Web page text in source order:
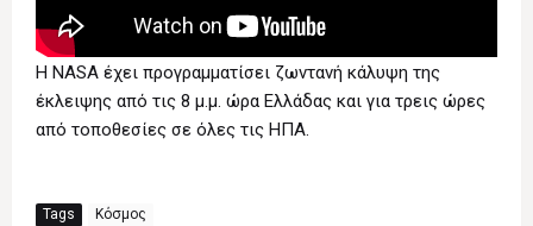
Η NASA έχει προγραμματίσει ζωντανή κάλυψη της
έκλειψης από τις 8 μ.μ. ώρα Ελλάδας και για τρεις ώρες
από τοποθεσίες σε όλες τις ΗΠΑ.
Tags Κόσμος